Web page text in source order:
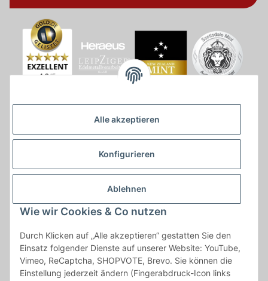
Alle akzeptieren
Konfigurieren
Ablehnen
Wie wir Cookies & Co nutzen
Durch Klicken auf „Alle akzeptieren“ gestatten Sie den
Einsatz folgender Dienste auf unserer Website: YouTube,
Vimeo, ReCaptcha, SHOPVOTE, Brevo. Sie können die
Einstellung jederzeit ändern (Fingerabdruck-Icon links
* * Lieferzeiten gelten ab Zahlungseingang und innerhalb
Deutschland.Irrtümer vorbehalten. Angaben zur
Auflagenhöhe, Durchmesser, etc. werden nicht garantiert. Der
Kaufvertrag bleibt davon unbetroffen. Alle angegebenen Preise